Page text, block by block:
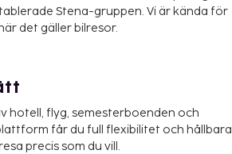
Stena-gruppen. Vi är kända för
det gäller bilresor.
hotell, flyg, semesterboenden och
får du full flexibilitet och hållbara
precis som du vill.